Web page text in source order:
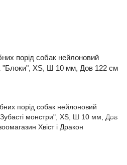
порід собак нейлоновий
"Блоки", XS, Ш 10 мм, Дов 122 см